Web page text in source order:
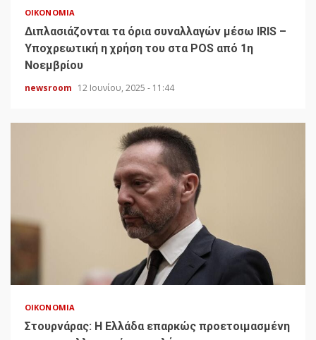
ΟΙΚΟΝΟΜΊΑ
Διπλασιάζονται τα όρια συναλλαγών μέσω IRIS –
Υποχρεωτική η χρήση του στα POS από 1η
Νοεμβρίου
newsroom 12 Ιουνίου, 2025 - 11:44
ΟΙΚΟΝΟΜΊΑ
Στουρνάρας: Η Ελλάδα επαρκώς προετοιμασμένη